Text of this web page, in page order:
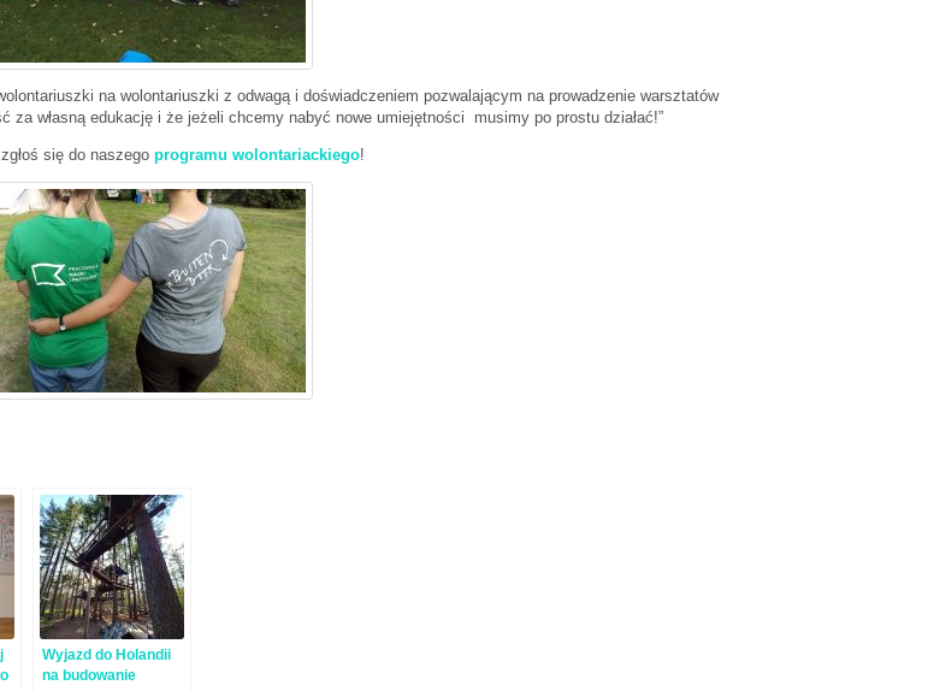
na wolontariuszki z odwagą i doświadczeniem pozwalającym na prowadzenie warsztatów
za własną edukację i że jeżeli chcemy nabyć nowe umiejętności musimy po prostu działać!”
się do naszego programu wolontariackiego!
Wyjazd do Holandii
na budowanie